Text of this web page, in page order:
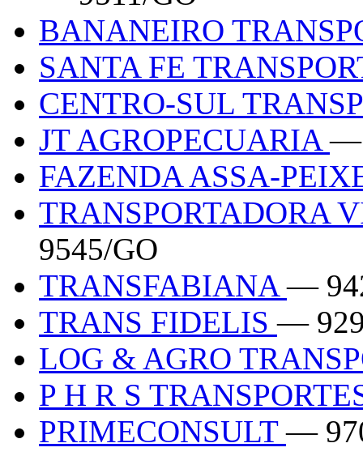
BANANEIRO
SANTA FE
CENTRO-SUL
JT AGROPECUARIA—
FAZENDA ASSA-
TRANSPORTADORA
9545/GO
TRANSFABIANA—
TRANS FIDELIS—
LOG & AGRO
P H R S
PRIMECONSULT—